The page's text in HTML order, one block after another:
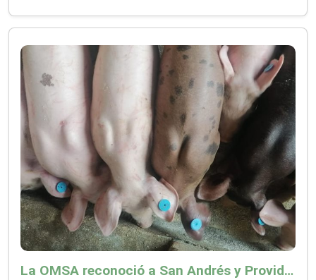
La OMSA reconoció a San Andrés y Providencia como zona libre de Peste Porcina Clásica (PPC)